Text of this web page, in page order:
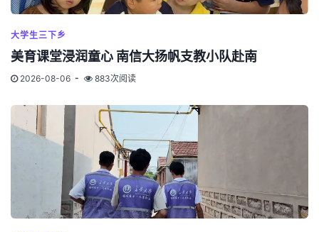
大学生三下乡
美育课堂浸润童心 南信大扬帆支教小队赴南
2026-08-06 883次阅读